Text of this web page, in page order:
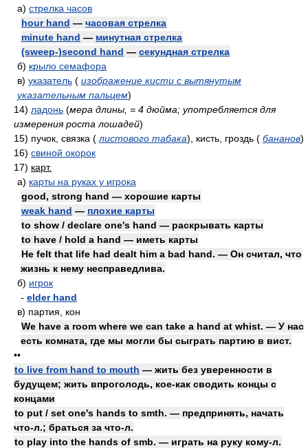
а) стрелка часов
hour hand — часовая стрелка
minute hand — минутная стрелка
(sweep-)second hand — секундная стрелка
б) крыло семафора
в) указатель ( изображение кисти с вытянутым
указательным пальцем)
14) ладонь (мера длины, = 4 дюйма; употребляется для
измерения роста лошадей)
15) пучок, связка ( листового табака) , кисть, гроздь ( бананов)
16) свиной окорок
17) карт.
а) карты на руках у игрока
good, strong hand — хорошие карты
weak hand — плохие карты
to show / declare one's hand — раскрывать карты
to have / hold a hand — иметь карты
He felt that life had dealt him a bad hand. — Он считал, что
жизнь к нему несправедлива.
б) игрок
- elder hand
в) партия, кон
We have a room where we can take a hand at whist. — У нас
есть комната, где мы могли бы сыграть партию в вист.
••
to live from hand to mouth — жить без уверенности в
будущем; жить впроголодь, кое-как сводить концы с
концами
to put / set one's hands to smth. — предпринять, начать
что-л.; браться за что-л.
to play into the hands of smb. — играть на руку кому-л.